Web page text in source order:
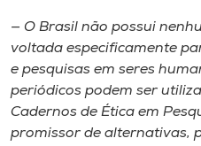
— O Brasil não possui
voltada especificamente
e pesquisas em seres
periódicos podem ser
Cadernos de Ética em
promissor de alternativas,